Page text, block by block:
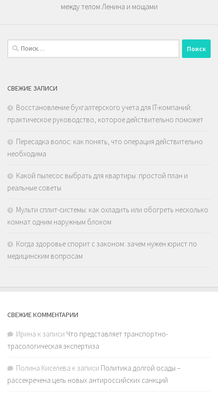
между телом Ленина и мощами
Найти:
СВЕЖИЕ ЗАПИСИ
Восстановление бухгалтерского учета для IT-компаний:
практическое руководство, которое действительно поможет
Пересадка волос: как понять, что операция действительно
необходима
Какой пылесос выбрать для квартиры: простой план и
реальные советы
Мульти сплит-системы: как охладить или обогреть несколько
комнат одним наружным блоком
Когда здоровье спорит с законом: зачем нужен юрист по
медицинским вопросам
СВЕЖИЕ КОММЕНТАРИИ
Ирина к записи Что представляет транспортно-
трасологическая экспертиза
Полина Киселева к записи Политика долгой осады –
рассекречена цель новых антироссийских санкций